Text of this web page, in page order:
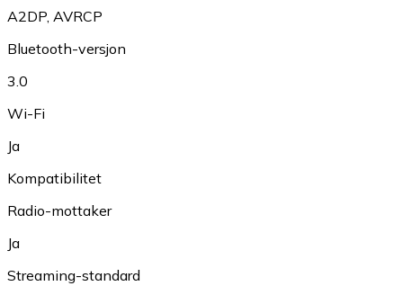
A2DP, AVRCP
Bluetooth-versjon
3.0
Wi-Fi
Ja
Kompatibilitet
Radio-mottaker
Ja
Streaming-standard